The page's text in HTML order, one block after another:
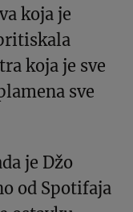
koja je
koja je sve
sve
je Džo
od Spotifaja